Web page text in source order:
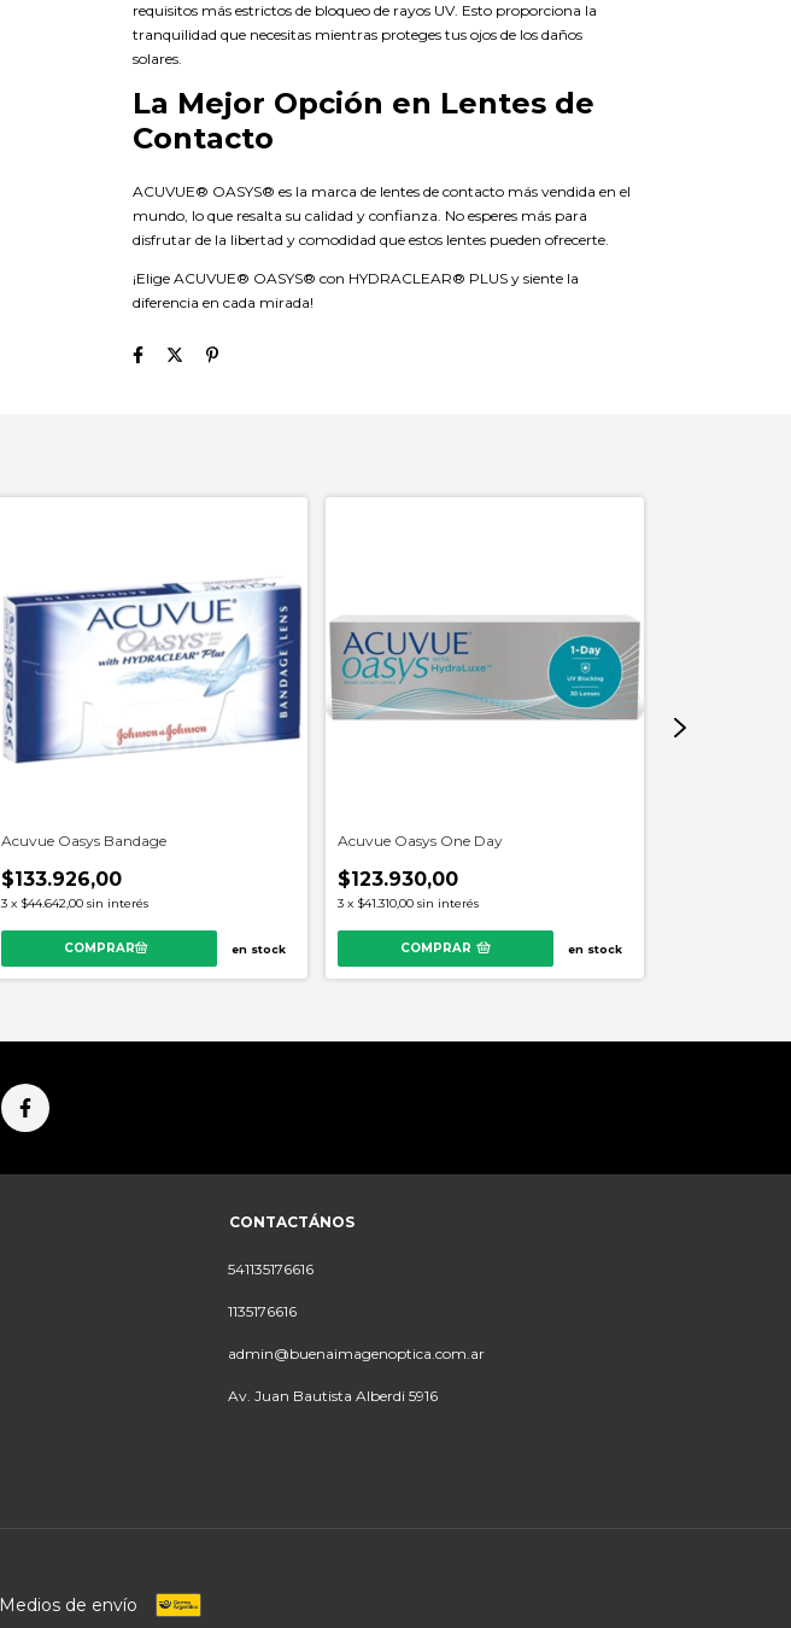
requisitos más estrictos de bloqueo de rayos UV. Esto proporciona la
tranquilidad que necesitas mientras proteges tus ojos de los daños
solares.
La Mejor Opción en Lentes de
Contacto
ACUVUE® OASYS® es la marca de lentes de contacto más vendida en el
mundo, lo que resalta su calidad y confianza. No esperes más para
disfrutar de la libertad y comodidad que estos lentes pueden ofrecerte.
¡Elige ACUVUE® OASYS® con HYDRACLEAR® PLUS y siente la
diferencia en cada mirada!
Acuvue Oasys Bandage
$133.926,00
3 x $44.642,00 sin interés
en stock
Acuvue Oasys One Day
$123.930,00
3 x $41.310,00 sin interés
COMPRAR en stock
CONTACTÁNOS
541135176616
1135176616
admin@buenaimagenoptica.com.ar
Av. Juan Bautista Alberdi 5916
Medios de envío